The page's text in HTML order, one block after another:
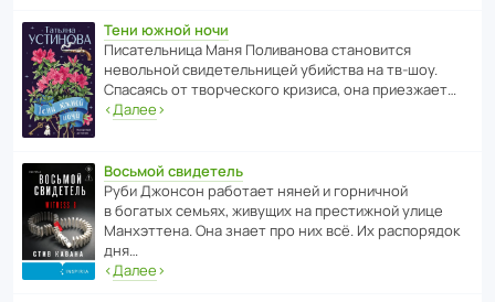
Тени южной ночи
Писа­тель­ница Маня Поли­ва­нова стано­вится
невольной свиде­тель­ницей убийства на тв-шоу.
Спасаясь от твор­че­с­кого кризиса, она приезжает…
‹Далее›
Восьмой свидетель
Руби Джонсон рабо­тает няней и горни­чной
в богатых семьях, живущих на прес­ти­жной улице
Манх­эт­тена. Она знает про них всё. Их распо­рядок
дня…
‹Далее›